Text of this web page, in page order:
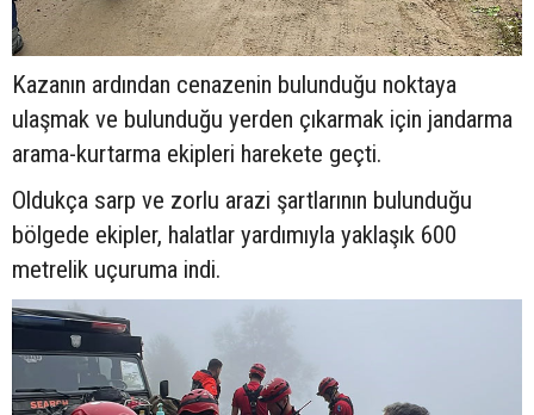
Kazanın ardından cenazenin bulunduğu noktaya
ulaşmak ve bulunduğu yerden çıkarmak için jandarma
arama-kurtarma ekipleri harekete geçti.
Oldukça sarp ve zorlu arazi şartlarının bulunduğu
bölgede ekipler, halatlar yardımıyla yaklaşık 600
metrelik uçuruma indi.